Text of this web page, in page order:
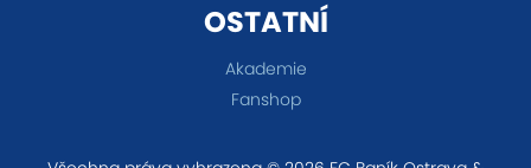
OSTATNÍ
Akademie
Fanshop